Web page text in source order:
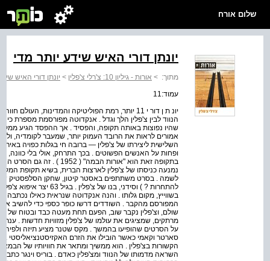
שלום אורח
יונתן דורי האיש שידע יותר מדי
מתוך: > אורות - גיליון 10: צ'רלי צ'פלין > יונתן דורי האיש
עמוד:11
יונ ת ן דור י 11 יותר, רמת הפוליטיקה והמדינות,
הנווד לבין צ'פלין הלך וגדל . אנקדוטה מפורסמת מספרת
שהיו נפוצות באותה תקופה, והפסיד . אך ההפסד הגיע
אמורים לראות את הרובד העמוק יותר, שמעבר לקומדיה,
השלישית ליצירתו של צ'פלין — ברובה חי בגלות כפויה
ופחות על האנשים הפשוטים . בכך התרחק, אולי בלי כוונה,
בתקופה זאת הוא "אורות
נמנעה כניסתו של צ'פלין לארצות הברית, בשיא תקופת
לשמה . בסרט משתתפים באסטר קיטון, שחקן הסלפסטיק
בשווייץ, מקום גלותו . והנה אנקדוטה שנראית כאילו נכתבה
המפורסם מהקבר . השודדים דרשו כופר כספי כדי להשיב
שולם, וצ'פלין נקבר שוב, הפעם תחת מעטה כבד ובטוח של בטון
מרתקים, שמציגים את עולמו של צ'פלין מזוויות חדשות . ענר
על הסרטים שהופיעו בהמשך . מקס שטנר מציע תיזה ולפיה
סארטר וקאמי כאשר הובילו את הזרם האקזיסטנציאליסטי .
הקשורות בצ'פלין . הוא ממשיך ומתאר את חוויותיו של הבמאי
השראה מדמותו של הנווד ומצ'פלין כאדם . בוריס וינגר כתב